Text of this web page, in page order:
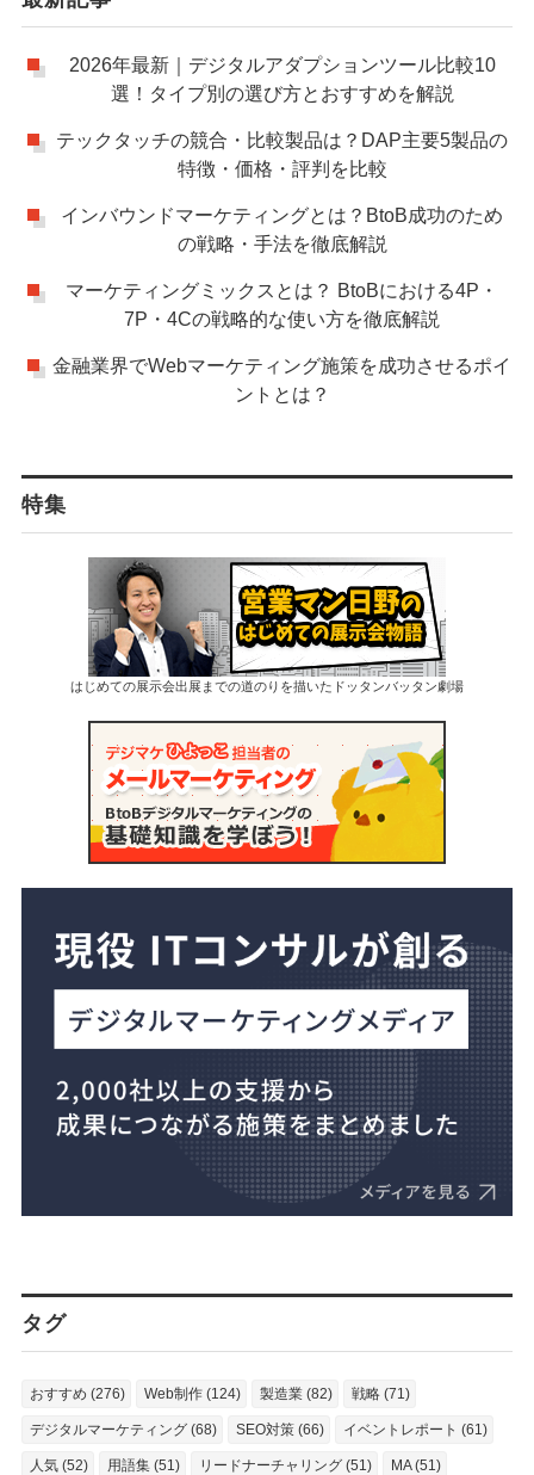
2026年最新｜デジタルアダプションツール比較10
選！タイプ別の選び方とおすすめを解説
テックタッチの競合・比較製品は？DAP主要5製品の
特徴・価格・評判を比較
インバウンドマーケティングとは？BtoB成功のため
の戦略・手法を徹底解説
マーケティングミックスとは？ BtoBにおける4P・
7P・4Cの戦略的な使い方を徹底解説
金融業界でWebマーケティング施策を成功させるポイ
ントとは？
特集
はじめての展示会出展までの道のりを描いたドッタンバッタン劇場
タグ
おすすめ (276) Web制作 (124) 製造業 (82) 戦略 (71)
デジタルマーケティング (68) SEO対策 (66) イベントレポート (61)
人気 (52) 用語集 (51) リードナーチャリング (51) MA (51)